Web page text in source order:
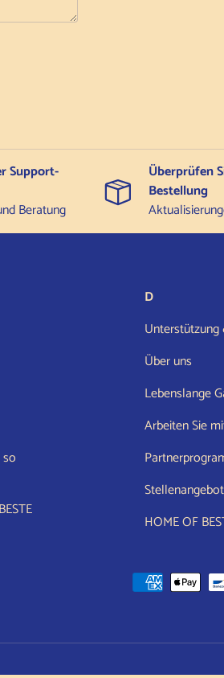
Support-
Beratung
Überprüfen
Bestellung
D
Über uns
Lebenslange
Arbeiten Sie
HOME OF
Akzeptierte